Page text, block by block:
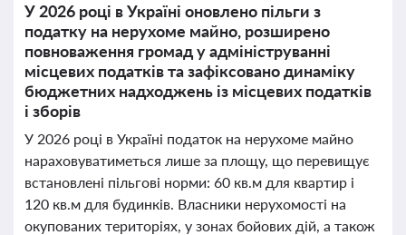
У 2026 році в Україні оновлено пільги з
податку на нерухоме майно, розширено
повноваження громад у адмініструванні
місцевих податків та зафіксовано динаміку
бюджетних надходжень із місцевих податків
і зборів
У 2026 році в Україні податок на нерухоме майно
нараховуватиметься лише за площу, що перевищує
встановлені пільгові норми: 60 кв.м для квартир і
120 кв.м для будинків. Власники нерухомості на
окупованих територіях, у зонах бойових дій, а також